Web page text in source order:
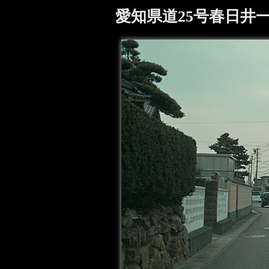
愛知県道25号春日井